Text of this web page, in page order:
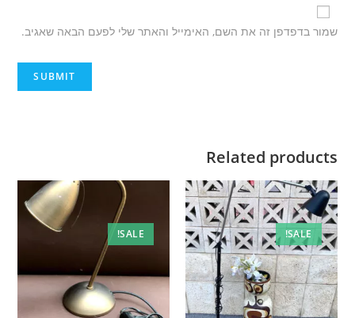
שמור בדפדפן זה את השם, האימייל והאתר שלי לפעם הבאה שאגיב.
Related products
SALE!
SALE!